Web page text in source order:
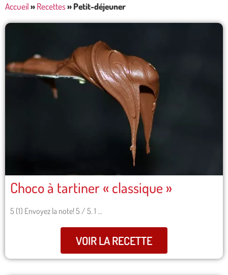
Accueil»Recettes»Petit-déjeuner
Choco à tartiner « classique »
5 (1) Envoyez la note! 5 / 5. 1 …
VOIR LA RECETTE